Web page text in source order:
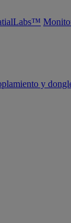
y